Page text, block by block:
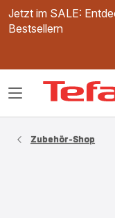
Jetzt im SALE:
Bestsellern
Das
Zubehör-Shop